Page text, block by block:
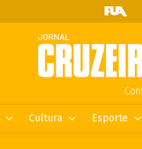
Cultura Esporte